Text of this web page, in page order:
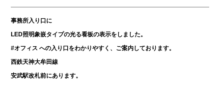
事務所入り口に
LED照明象嵌タイプの光る看板の表示をしました。
#オフィス への入り口をわかりやすく、ご案内しております。
西鉄天神大牟田線
安武駅改札前にあります。